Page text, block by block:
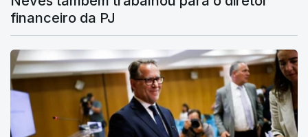
financeiro da PJ